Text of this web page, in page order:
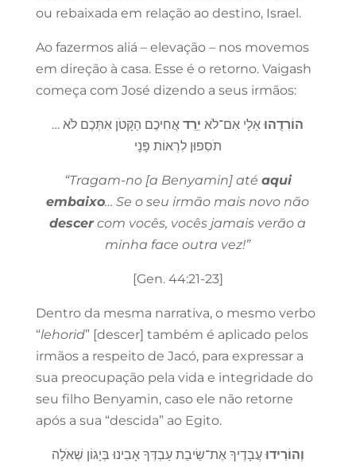
ou rebaixada em relação ao destino, Israel.
Ao fazermos aliá – elevação – nos movemos
em direção à casa. Esse é o retorno. Vaigash
começa com José dizendo a seus irmãos:
… הוֹרִדֻהוּאֵלָי אִם־לֹא יֵרֵדאֲחִיכֶם הַקָּטֹן אִתְּכֶם לֹא
תֹסִפוּן לִרְאוֹת פָּנָי
“Tragam-no [a Benyamin] até aqui
embaixo… Se o seu irmão mais novo não
descercom vocês, vocês jamais verão a
minha face outra vez!”
[Gen. 44:21-23]
Dentro da mesma narrativa, o mesmo verbo
“lehorid” [descer] também é aplicado pelos
irmãos a respeito de Jacó, para expressar a
sua preocupação pela vida e integridade do
seu filho Benyamin, caso ele não retorne
após a sua “descida” ao Egito.
וְהוֹרִידוּעֲבָדֶיךָ אֶת־שֵׂיבַת עַבְדְּךָ אָבִינוּ בְּיָגוֹן שְׁאֹלָה